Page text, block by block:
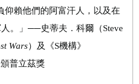
仰賴他們的阿富汗人，以及在
人。」──史蒂夫 ． 科爾（Steve
Wars）及《S機構》
普立茲獎